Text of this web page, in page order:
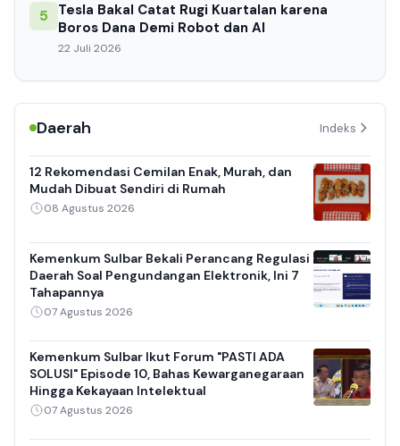
5
Tesla Bakal Catat Rugi Kuartalan karena
Boros Dana Demi Robot dan AI
22 Juli 2026
Daerah Indeks
12 Rekomendasi Cemilan Enak, Murah, dan
Mudah Dibuat Sendiri di Rumah
08 Agustus 2026
Kemenkum Sulbar Bekali Perancang Regulasi
Daerah Soal Pengundangan Elektronik, Ini 7
Tahapannya
07 Agustus 2026
Kemenkum Sulbar Ikut Forum "PASTI ADA
SOLUSI" Episode 10, Bahas Kewarganegaraan
Hingga Kekayaan Intelektual
07 Agustus 2026